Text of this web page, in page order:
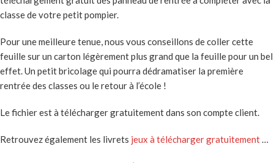
classe de votre petit pompier.
Pour une meilleure tenue, nous vous conseillons de coller cette
feuille sur un carton légèrement plus grand que la feuille pour un bel
effet. Un petit bricolage qui pourra dédramatiser la première
rentrée des classes ou le retour à l’école !
Le fichier est à télécharger gratuitement dans son compte client.
Retrouvez également les livrets jeux à télécharger gratuitement…